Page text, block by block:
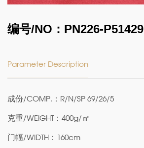
编号/NO：PN226-P51429
Parameter Description
成份/COMP.：R/N/SP 69/26/5
克重/WEIGHT：400g/㎡
门幅/WIDTH：160cm